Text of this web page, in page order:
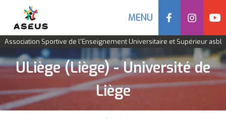
Aller
au
principal
Navigation
mobile
MENU Social
Association Sportive de l'Enseignement Universitaire et Supérieur asbl
ULiège (Liège) - Université de
Liège